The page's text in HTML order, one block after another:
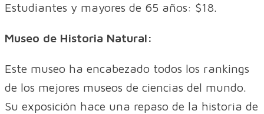
Estudiantes y mayores de 65 años: $18.
Museo de Historia Natural:
Este museo ha encabezado todos los rankings
de los mejores museos de ciencias del mundo.
Su exposición hace una repaso de la historia de